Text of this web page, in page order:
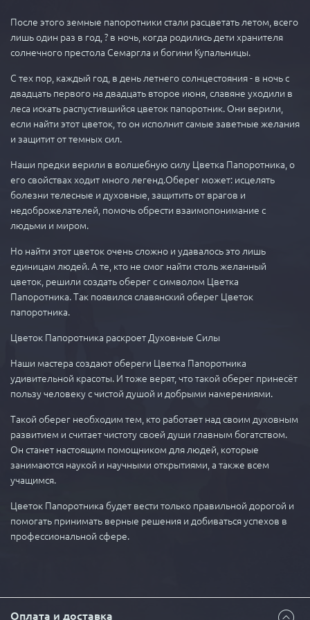
После этого земные папоротники стали расцветать летом, всего
лишь один раз в год, ? в ночь, когда родились дети хранителя
солнечного престола Семаргла и богини Купальницы.
С тех пор, каждый год, в день летнего солнцестояния - в ночь с
двадцать первого на двадцать второе июня, славяне уходили в
леса искать распустившийся цветок папоротник. Они верили,
если найти этот цветок, то он исполнит самые заветные желания
и защитит от темных сил.
Наши предки верили в волшебную силу Цветка Папоротника, о
его свойствах ходит много легенд.Оберег может: исцелять
болезни телесные и духовные, защитить от врагов и
недоброжелателей, помочь обрести взаимопонимание с
людьми и миром.
Но найти этот цветок очень сложно и удавалось это лишь
единицам людей. А те, кто не смог найти столь желанный
цветок, решили создать оберег с символом Цветка
Папоротника. Так появился славянский оберег Цветок
папоротника.
Цветок Папоротника раскроет Духовные Силы
Наши мастера создают обереги Цветка Папоротника
удивительной красоты. И тоже верят, что такой оберег принесёт
пользу человеку с чистой душой и добрыми намерениями.
Такой оберег необходим тем, кто работает над своим духовным
развитием и считает чистоту своей души главным богатством.
Он станет настоящим помощником для людей, которые
занимаются наукой и научными открытиями, а также всем
учащимся.
Цветок Папоротника будет вести только правильной дорогой и
помогать принимать верные решения и добиваться успехов в
профессиональной сфере.
Оплата и доставка